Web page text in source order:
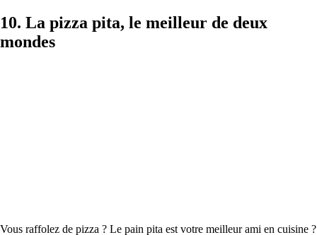
10. La pizza pita, le meilleur de deux
mondes
Vous raffolez de pizza ? Le pain pita est votre meilleur ami en cuisine ?